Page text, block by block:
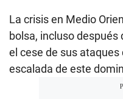
La crisis en Medio
bolsa, incluso
el cese de sus
escalada de este